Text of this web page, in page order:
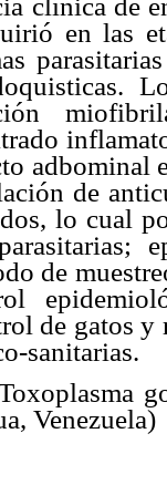
en las
adbominal
de
lo cual
de
de gatos y
sanitarias.
Venezuela)